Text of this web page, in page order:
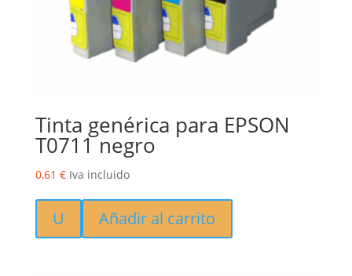
Tinta genérica para EPSON
T0711 negro
0,61 € Iva incluido
U Añadir al carrito